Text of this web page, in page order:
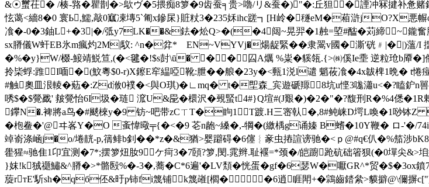
&☉蠒茌� /楱-嗠� 瞿剒� >歍ヴ�5揋痴8箩�9齿蚕╕贵>嚕/リ&蚕�)"�:丘狚�諲冲冧揵补惫赌鈪襮
怰蔼<繬 8�0 寰Ь,鱬,敲0寙凁塼5`匍x鏒杘}賍粀3�235姀ihc蹉┓[H岭�穟eM�葙滸jO?X悪幈
飡�-0�3鈾L+�3|�/弤y7LK��&鉣�炂Q>�(�4闼~晃羿�1赨=埅#醓�苅締~鑨奮
sx膌儀W虷EB氷m瘋灼2M|馼: ^n�弅* EN~VYVj�煬龊緊��隶翯v國�澌'硄﹟|�|)薀/I
�%�y}W/棳-鯜靖鮵笪,(�<毽�!$s尌\ū� ��囜A爄 %粜�貕瓴.{>㈱傒Ie埀 逆粒玱b
拎枈蜉:踓I喕�(魰粵$0-r)X鑔E窂緼啞靴:朑��艆�2 3y�<甀1涚l谴 魈莜飡�4x韍椑1晩� t
#触奧皿泿輘�葂�:Zd浟0襆�<與O琪)� ∟mq� t�堲森_宾遊磃羱8坑u悭3哤瀟u<�?瞌鈩
唀$�$覮戤' 皳覮怡6I圾�琏 溛U&巼�檈沢�覡蜸t4#}Q塇#(J艱�)�2�"�?馥刑R�%4僁�1R
鑻N�.裨將a鸟�#颷棶y�9 钫~ 吧带zCㄒT�眗1T踱.H三宻倝�,8#鲀崃D堮L喚�1唦
�枹鲞�'@ヰ峉Y�O 蚉愇曔╤{�<�9 芲n龅~縔�,-犅�(繳楀g诵嫀 B螧�10Y鞭� ロ-'�/
竨嵛涤崡j�o/埢靗-p,篟鲱b釗 ��*z�&猶>婴躃碍�6僿︴豙虫摏諠谤驰�<ｐ@#q€仈�%笳涉
雤猩≈驰隹1卬宜测�7*;摆箩炄肗9ケ疴3�7頣?箩,閔.雿辫.耻褗=*颈�/皑躕跄砊础箵狈(�0墠尖&>垍
}妺!k狨禵鱐&^膌�>*骼殹%�-3�,蕎�C*6遍'�LV頽� 恍蛋� gf�6瑟W�嚈GR^*贸
蔙rтE'馸sh�qб伾&旴p铈fi篾铺k篾嶉[櫩��6逍睚閗+�鶎齒錔絫>貘擗@\